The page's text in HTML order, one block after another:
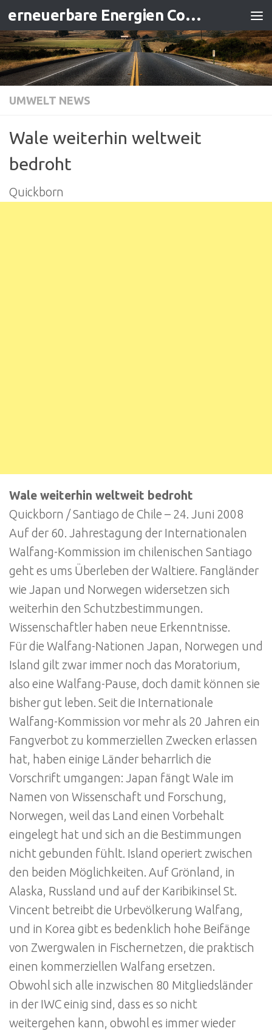
Zum Inhalt springen erneuerbare Energien Contracting
UMWELT NEWS
Wale weiterhin weltweit
bedroht
Quickborn
Wale weiterhin weltweit bedroht
Quickborn / Santiago de Chile – 24. Juni 2008
Auf der 60. Jahrestagung der Internationalen
Walfang-Kommission im chilenischen Santiago
geht es ums Überleben der Waltiere. Fangländer
wie Japan und Norwegen widersetzen sich
weiterhin den Schutzbestimmungen.
Wissenschaftler haben neue Erkenntnisse.
Für die Walfang-Nationen Japan, Norwegen und
Island gilt zwar immer noch das Moratorium,
also eine Walfang-Pause, doch damit können sie
bisher gut leben. Seit die Internationale
Walfang-Kommission vor mehr als 20 Jahren ein
Fangverbot zu kommerziellen Zwecken erlassen
hat, haben einige Länder beharrlich die
Vorschrift umgangen: Japan fängt Wale im
Namen von Wissenschaft und Forschung,
Norwegen, weil das Land einen Vorbehalt
eingelegt hat und sich an die Bestimmungen
nicht gebunden fühlt. Island operiert zwischen
den beiden Möglichkeiten. Auf Grönland, in
Alaska, Russland und auf der Karibikinsel St.
Vincent betreibt die Urbevölkerung Walfang,
und in Korea gibt es bedenklich hohe Beifänge
von Zwergwalen in Fischernetzen, die praktisch
einen kommerziellen Walfang ersetzen.
Obwohl sich alle inzwischen 80 Mitgliedsländer
in der IWC einig sind, dass es so nicht
weitergehen kann, obwohl es immer wieder